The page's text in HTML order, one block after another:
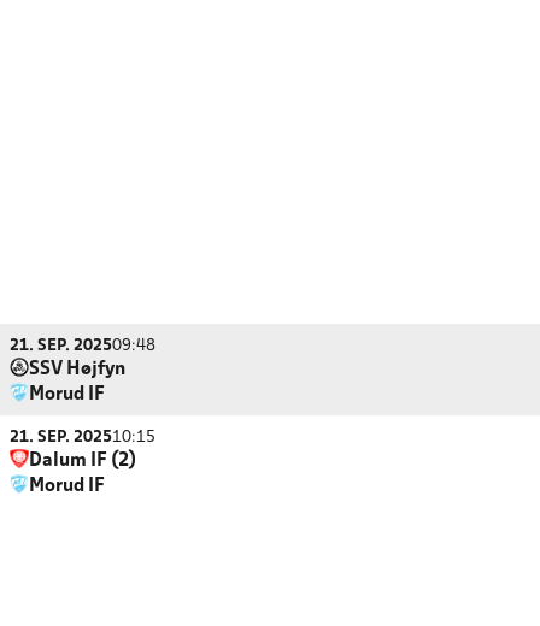
21. SEP. 202509:48
SSV Højfyn
Morud IF
21. SEP. 202510:15
Dalum IF (2)
Morud IF